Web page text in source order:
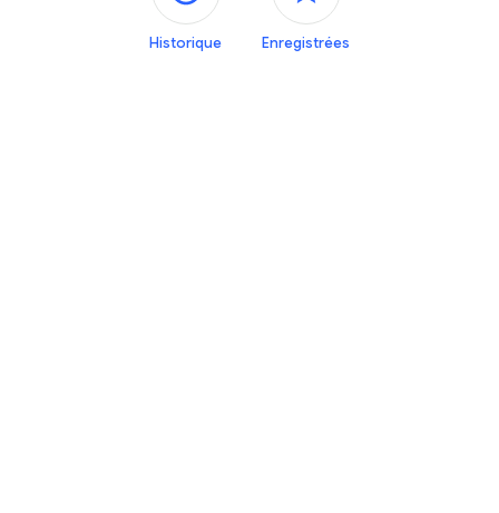
Panneaux latéraux
Historique Enregistrées